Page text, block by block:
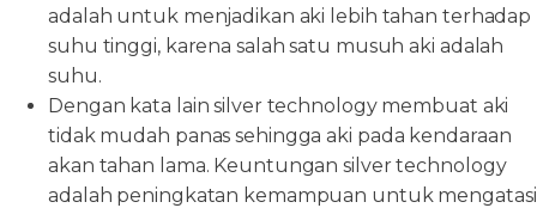
adalah untuk menjadikan aki lebih tahan terhadap
suhu tinggi, karena salah satu musuh aki adalah
suhu.
Dengan kata lain silver technology membuat aki
tidak mudah panas sehingga aki pada kendaraan
akan tahan lama. Keuntungan silver technology
adalah peningkatan kemampuan untuk mengatasi